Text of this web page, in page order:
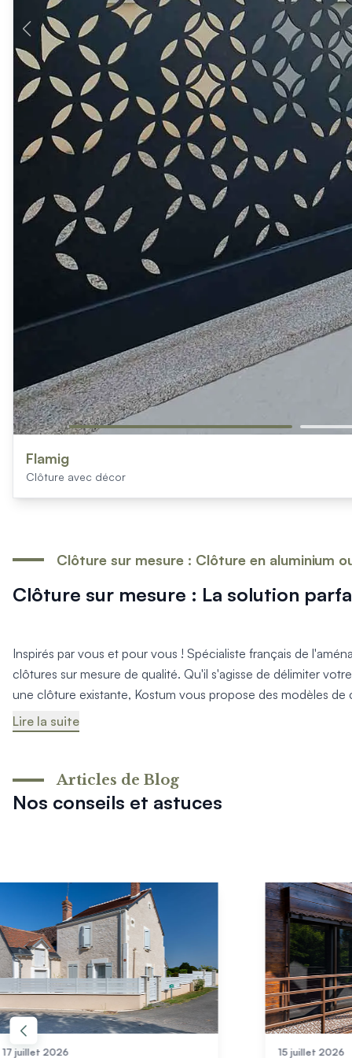
Flamig
Clôture avec décor
Clôture sur mesure : La solution
Clôture sur mesure : Clôture en aluminium
Inspirés par vous et pour vous ! Spécialiste français de
clôtures sur mesure de qualité. Qu'il s'agisse de délimiter
une clôture existante, Kostum vous propose des modèles
Lire la suite
Nos conseils et astuces
Articles de Blog
15 juillet 2026 03 juin 2026